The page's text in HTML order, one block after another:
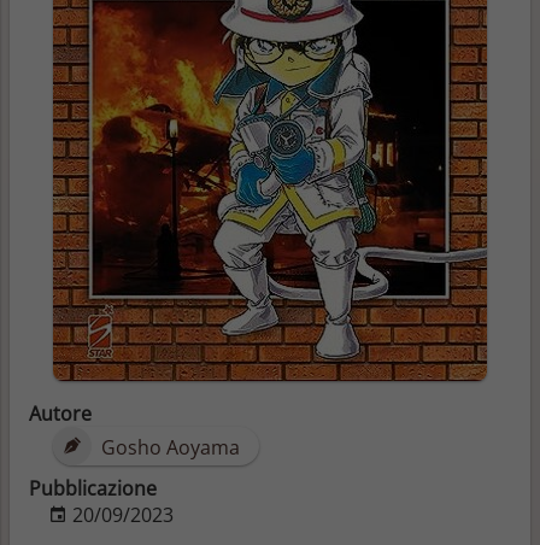
Autore
Gosho Aoyama
Pubblicazione
20/09/2023